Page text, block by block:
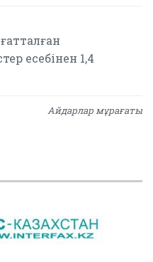
есебінен 1,4
Айдарлар мұрағаты